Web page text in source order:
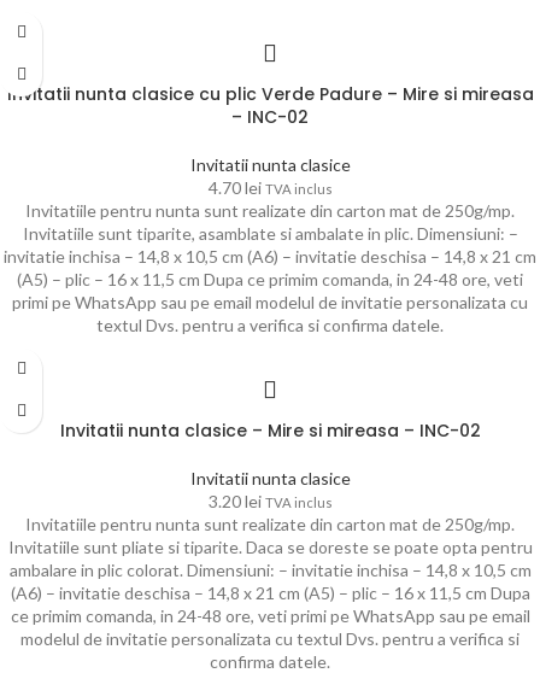
Invitatii nunta clasice cu plic Verde Padure – Mire si mireasa
– INC-02
Invitatii nunta clasice
4.70lei TVA inclus
Invitatiile pentru nunta sunt realizate din carton mat de 250g/mp.
Invitatiile sunt tiparite, asamblate si ambalate in plic. Dimensiuni: –
invitatie inchisa – 14,8 x 10,5 cm (A6) – invitatie deschisa – 14,8 x 21 cm
(A5) – plic – 16 x 11,5 cm Dupa ce primim comanda, in 24-48 ore, veti
primi pe WhatsApp sau pe email modelul de invitatie personalizata cu
textul Dvs. pentru a verifica si confirma datele.
Invitatii nunta clasice – Mire si mireasa – INC-02
Invitatii nunta clasice
3.20lei TVA inclus
Invitatiile pentru nunta sunt realizate din carton mat de 250g/mp.
Invitatiile sunt pliate si tiparite. Daca se doreste se poate opta pentru
ambalare in plic colorat. Dimensiuni: – invitatie inchisa – 14,8 x 10,5 cm
(A6) – invitatie deschisa – 14,8 x 21 cm (A5) – plic – 16 x 11,5 cm Dupa
ce primim comanda, in 24-48 ore, veti primi pe WhatsApp sau pe email
modelul de invitatie personalizata cu textul Dvs. pentru a verifica si
confirma datele.